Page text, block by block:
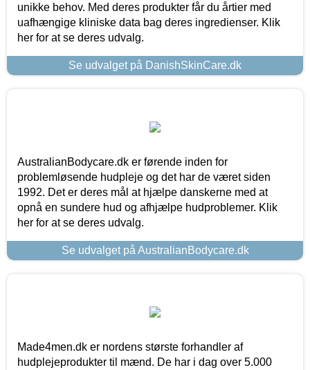
unikke behov. Med deres produkter får du årtier med
uafhængige kliniske data bag deres ingredienser. Klik
her for at se deres udvalg.
Se udvalget på DanishSkinCare.dk
AustralianBodycare.dk er førende inden for
problemløsende hudpleje og det har de været siden
1992. Det er deres mål at hjælpe danskerne med at
opnå en sundere hud og afhjælpe hudproblemer. Klik
her for at se deres udvalg.
Se udvalget på AustralianBodycare.dk
Made4men.dk er nordens største forhandler af
hudplejeprodukter til mænd. De har i dag over 5.000